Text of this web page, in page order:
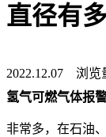
直径有
2022.12.07 浏览
氢气可燃气体报
非常多，在石油